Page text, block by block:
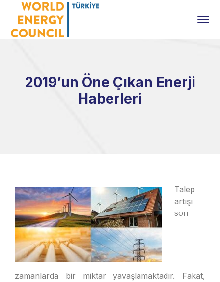
2019’un Öne Çıkan Enerji
Haberleri
Talep
artışı
son
zamanlarda bir miktar yavaşlamaktadır. Fakat,